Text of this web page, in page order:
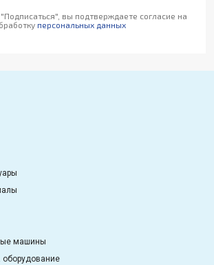
вы подтверждаете согласие на
персональных данных
машины